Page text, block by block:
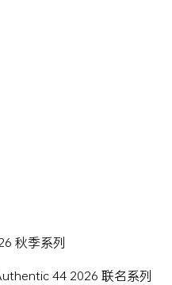
秋季系列
44 2026 联名系列